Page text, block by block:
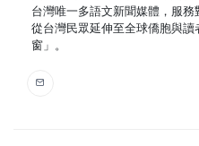
台灣唯一多語文新聞媒體，服
從台灣民眾延伸至全球僑胞與
窗」。